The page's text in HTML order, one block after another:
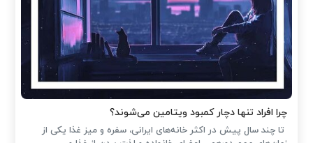
چرا افراد تنها دچار کمبود ویتامین می‌شوند؟
تا چند سال پیش در اکثر خانه‌های ایرانی، سفره و میز غذا یکی از